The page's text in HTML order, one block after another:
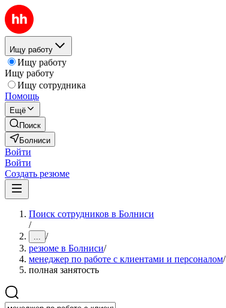
Ищу работу
Ищу работу
Ищу работу
Ищу сотрудника
Помощь
Ещё
Поиск
Болниси
Войти
Войти
Создать резюме
Поиск сотрудников в Болниси
/
... /
резюме в Болниси/
менеджер по работе с клиентами и персоналом/
полная занятость